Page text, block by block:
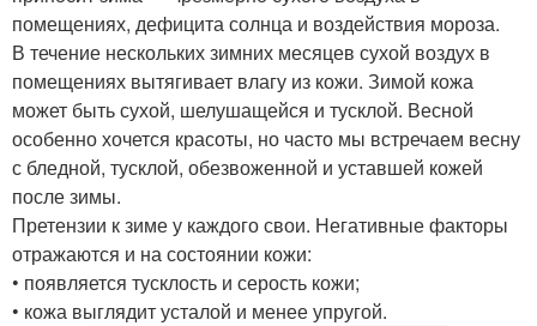
помещениях, дефицита солнца и воздействия мороза.
В течение нескольких зимних месяцев сухой воздух в
помещениях вытягивает влагу из кожи. Зимой кожа
может быть сухой, шелушащейся и тусклой. Весной
особенно хочется красоты, но часто мы встречаем весну
с бледной, тусклой, обезвоженной и уставшей кожей
после зимы.
Претензии к зиме у каждого свои. Негативные факторы
отражаются и на состоянии кожи:
• появляется тусклость и серость кожи;
• кожа выглядит усталой и менее упругой.